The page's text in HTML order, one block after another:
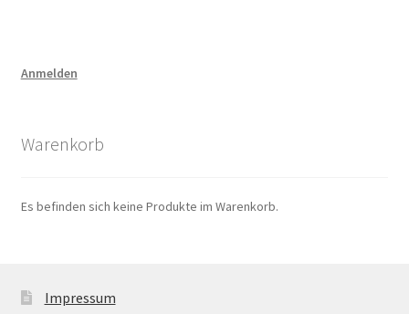
Anmelden
Warenkorb
Es befinden sich keine Produkte im Warenkorb.
Impressum